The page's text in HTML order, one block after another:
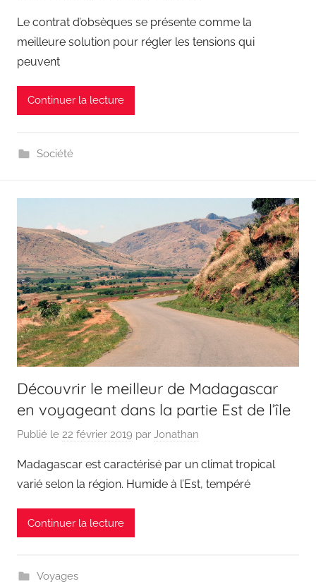
Le contrat d’obsèques se présente comme la
meilleure solution pour régler les tensions qui
peuvent
Continuer la lecture
Société
Découvrir le meilleur de Madagascar
en voyageant dans la partie Est de l’île
Publié le 22 février 2019 par Jonathan
Madagascar est caractérisé par un climat tropical
varié selon la région. Humide à l’Est, tempéré
Continuer la lecture
Voyages